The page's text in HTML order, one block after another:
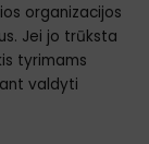
organizacijos
Jei jo trūksta
tyrimams
valdyti